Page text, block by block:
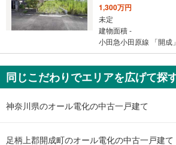
1,300万円
未定
建物面積 -
小田急小田原線 「開成
同じこだわりでエリアを広げて探
神奈川県のオール電化の中古一戸建て
足柄上郡開成町のオール電化の中古一戸建て